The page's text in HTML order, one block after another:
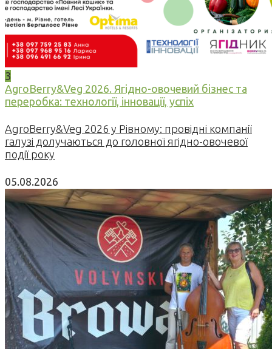
3
AgroBerry&Veg 2026. Ягідно-овочевий бізнес та
переробка: технології, інновації, успіх
AgroBerry&Veg 2026 у Рівному: провідні компанії
галузі долучаються до головної ягідно-овочевої
події року
05.08.2026